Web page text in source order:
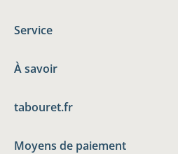
Service
À savoir
tabouret.fr
Moyens de paiement